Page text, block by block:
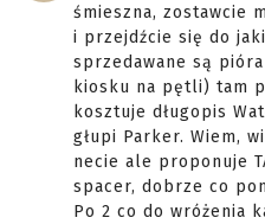
śmieszna, zostawcie
i przejdźcie się do
sprzedawane są
kiosku na pętli) tam
kosztuje długopis
głupi Parker. Wiem,
necie ale proponuje
spacer, dobrze co
Po 2 co do wróżenia